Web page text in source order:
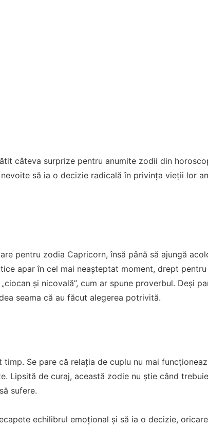
câteva surprize pentru anumite zodii din
să ia o decizie radicală în privința vieții lor
pentru zodia Capricorn, însă până să ajungă
apar în cel mai neașteptat moment, drept
și nicovală”, cum ar spune proverbul. Deși
seama că au făcut alegerea potrivită.
Se pare că relația de cuplu nu mai
Lipsită de curaj, această zodie nu știe când
sufere.
echilibrul emoțional și să ia o decizie,